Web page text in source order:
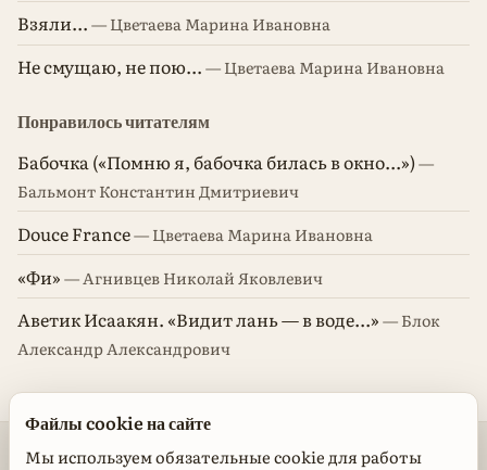
Взяли...— Цветаева Марина Ивановна
Не смущаю, не пою...— Цветаева Марина Ивановна
Понравилось читателям
Бабочка («Помню я, бабочка билась в окно...»)—
Бальмонт Константин Дмитриевич
Douce France— Цветаева Марина Ивановна
«Фи»— Агнивцев Николай Яковлевич
Аветик Исаакян. «Видит лань — в воде...»— Блок
Александр Александрович
© 2026 Стихотворения поэтов классиков
Файлы cookie на сайте
Мы используем обязательные cookie для работы